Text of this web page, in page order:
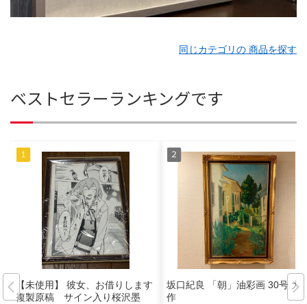
同じカテゴリの 商品を探す
ベストセラーランキングです
【未使用】 彼女、お借りします
複製原稿 サイン入り桜沢墨
坂口紀良 「朝」油彩画 30号 大
作